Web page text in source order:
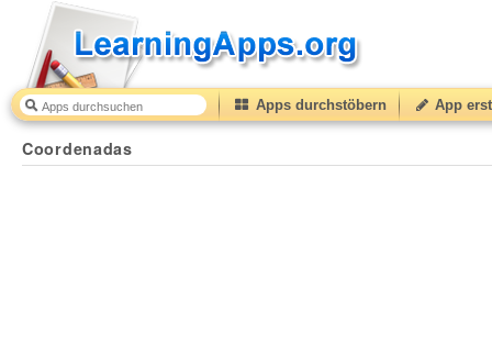
Apps durchstöbern App
Coordenadas